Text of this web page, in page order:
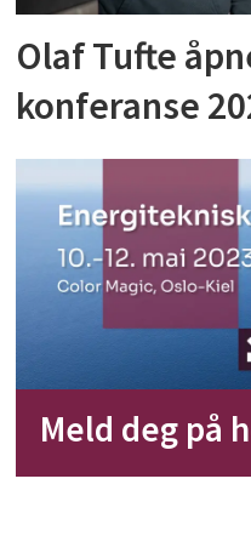
Olaf Tufte
konferanse
Meld deg på